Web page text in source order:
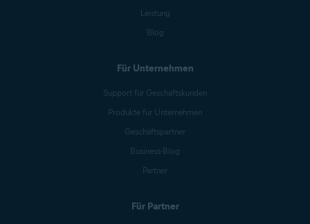
Leistung
Blog
Für Unternehmen
Support für Geschäftskunden
Produkte für Unternehmen
Geschäftspartner
Business-Blog
Partner
Für Partner